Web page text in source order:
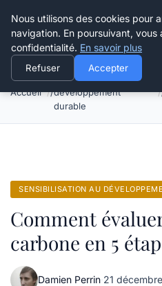
Happy Calyx Farmer
Accueil
Sensibilisation au
développement
durable
SENSIBILISATION AU
Comment
carbone en 5
Damien Perrin·21
Nous utilisons des cookies pour
navigation. En poursuivant,
confidentialité. En savoir plus
Refuser Accepter